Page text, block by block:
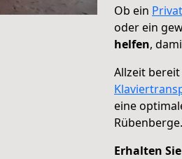
Ob ein
oder ein
helfen,
Allzeit
eine
Rübenberge.
Erhalten